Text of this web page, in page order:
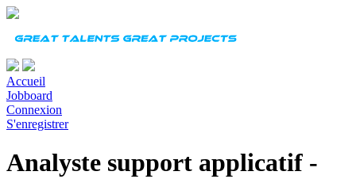
Accueil
Jobboard
Connexion
S'enregistrer
Analyste support applicatif -